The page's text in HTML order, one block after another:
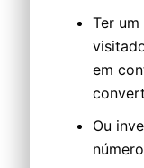
Ter
em
Ou